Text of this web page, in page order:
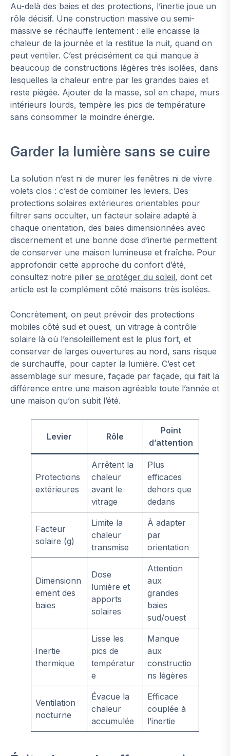
Au-delà des baies et des protections, l’inertie joue un
rôle décisif. Une construction massive ou semi-
massive se réchauffe lentement : elle encaisse la
chaleur de la journée et la restitue la nuit, quand on
peut ventiler. C’est précisément ce qui manque à
beaucoup de constructions légères très isolées, dans
lesquelles la chaleur entre par les grandes baies et
reste piégée. Ajouter de la masse, sol en chape, murs
intérieurs lourds, tempère les pics de température
sans consommer la moindre énergie.
Garder la lumière sans se cuire
La solution n’est ni de murer les fenêtres ni de vivre
volets clos : c’est de combiner les leviers. Des
protections solaires extérieures orientables pour
filtrer sans occulter, un facteur solaire adapté à
chaque orientation, des baies dimensionnées avec
discernement et une bonne dose d’inertie permettent
de conserver une maison lumineuse et fraîche. Pour
approfondir cette approche du confort d’été,
consultez notre pilier se protéger du soleil, dont cet
article est le complément côté maisons très isolées.
Concrètement, on peut prévoir des protections
mobiles côté sud et ouest, un vitrage à contrôle
solaire là où l’ensoleillement est le plus fort, et
conserver de larges ouvertures au nord, sans risque
de surchauffe, pour capter la lumière. C’est cet
assemblage sur mesure, façade par façade, qui fait la
différence entre une maison agréable toute l’année et
une maison qu’on subit l’été.
Levier Rôle
Point
d’attention
Protections
extérieures
Arrêtent la
chaleur
avant le
vitrage
Plus
efficaces
dehors que
dedans
Facteur
solaire (g)
Limite la
chaleur
transmise
À adapter
par
orientation
Dimensionn
ement des
baies
Dose
lumière et
apports
solaires
Attention
aux
grandes
baies
sud/ouest
Inertie
thermique
Lisse les
pics de
températur
e
Manque
aux
constructio
ns légères
Ventilation
nocturne
Évacue la
chaleur
accumulée
Efficace
couplée à
l’inertie